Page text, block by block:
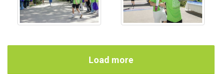
Load more